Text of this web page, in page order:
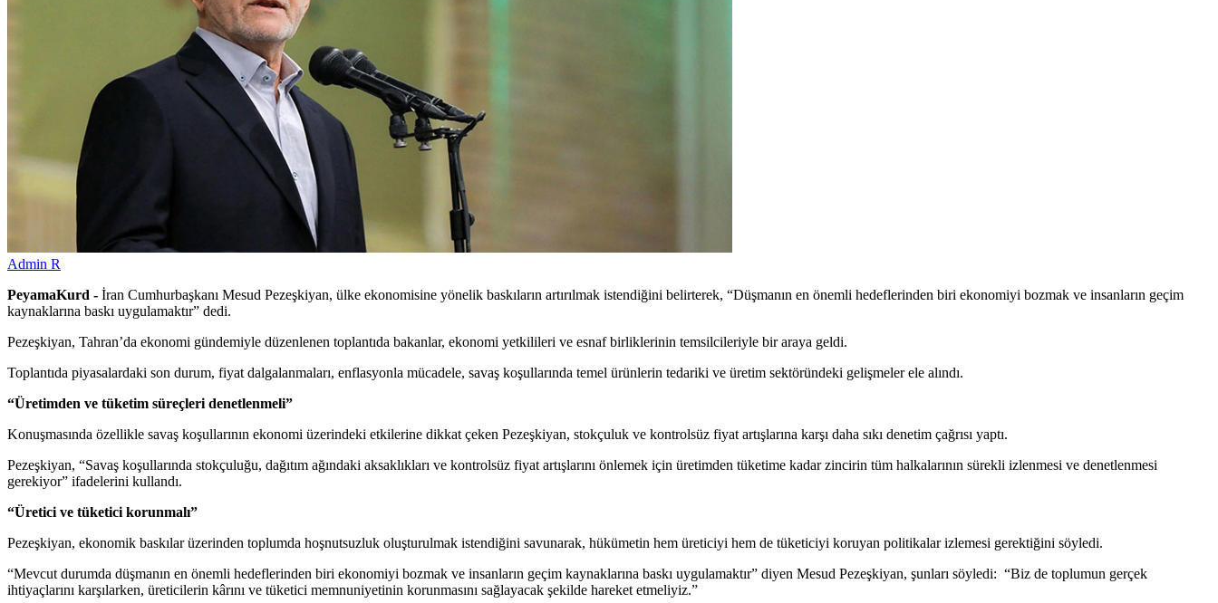
Admin R
PeyamaKurd - İran Cumhurbaşkanı Mesud Pezeşkiyan, ülke ekonomisine yönelik baskıların artırılmak istendiğini belirterek, “Düşmanın en önemli hedeflerinden biri ekonomiyi bozmak ve insanların geçim
kaynaklarına baskı uygulamaktır” dedi.
Pezeşkiyan, Tahran’da ekonomi gündemiyle düzenlenen toplantıda bakanlar, ekonomi yetkilileri ve esnaf birliklerinin temsilcileriyle bir araya geldi.
Toplantıda piyasalardaki son durum, fiyat dalgalanmaları, enflasyonla mücadele, savaş koşullarında temel ürünlerin tedariki ve üretim sektöründeki gelişmeler ele alındı.
“Üretimden ve tüketim süreçleri denetlenmeli”
Konuşmasında özellikle savaş koşullarının ekonomi üzerindeki etkilerine dikkat çeken Pezeşkiyan, stokçuluk ve kontrolsüz fiyat artışlarına karşı daha sıkı denetim çağrısı yaptı.
Pezeşkiyan, “Savaş koşullarında stokçuluğu, dağıtım ağındaki aksaklıkları ve kontrolsüz fiyat artışlarını önlemek için üretimden tüketime kadar zincirin tüm halkalarının sürekli izlenmesi ve denetlenmesi
gerekiyor” ifadelerini kullandı.
“Üretici ve tüketici korunmalı”
Pezeşkiyan, ekonomik baskılar üzerinden toplumda hoşnutsuzluk oluşturulmak istendiğini savunarak, hükümetin hem üreticiyi hem de tüketiciyi koruyan politikalar izlemesi gerektiğini söyledi.
“Mevcut durumda düşmanın en önemli hedeflerinden biri ekonomiyi bozmak ve insanların geçim kaynaklarına baskı uygulamaktır” diyen Mesud Pezeşkiyan, şunları söyledi: “Biz de toplumun gerçek
ihtiyaçlarını karşılarken, üreticilerin kârını ve tüketici memnuniyetinin korunmasını sağlayacak şekilde hareket etmeliyiz.”